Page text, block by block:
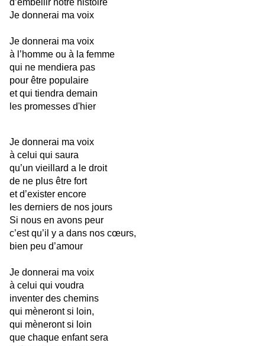
d’embellir notre histoire
Je donnerai ma voix
Je donnerai ma voix
à l’homme ou à la femme
qui ne mendiera pas
pour être populaire
et qui tiendra demain
les promesses d'hier
Je donnerai ma voix
à celui qui saura
qu’un vieillard a le droit
de ne plus être fort
et d’exister encore
les derniers de nos jours
Si nous en avons peur
c’est qu’il y a dans nos cœurs,
bien peu d’amour
Je donnerai ma voix
à celui qui voudra
inventer des chemins
qui mèneront si loin,
qui mèneront si loin
que chaque enfant sera